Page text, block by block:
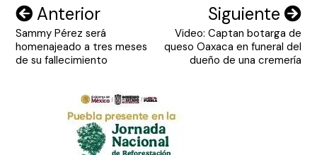
Navegación
de
entradas
Anterior
Sammy Pérez será
homenajeado a tres meses
de su fallecimiento
Siguiente
Video: Captan botarga de
queso Oaxaca en funeral del
dueño de una cremería